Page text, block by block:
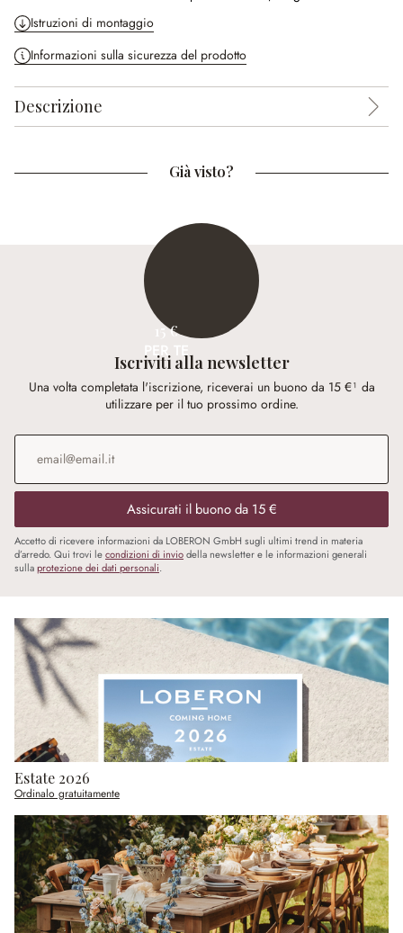
Istruzioni di montaggio
Informazioni sulla sicurezza del prodotto
Descrizione
Già visto?
15 €
PER TE
Iscriviti alla newsletter
Una volta completata l'iscrizione, riceverai un buono da 15 €¹ da
utilizzare per il tuo prossimo ordine.
Indirizzo e-mail
Assicurati il buono da 15 €
Accetto di ricevere informazioni da LOBERON GmbH sugli ultimi trend in materia
d’arredo. Qui trovi lecondizioni di inviodella newsletter e le informazioni generali
sullaprotezione dei dati personali.
Estate 2026
Ordinalo gratuitamente